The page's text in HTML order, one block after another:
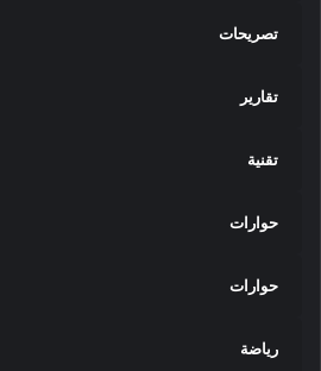
تصريحات
تقارير
تقنية
حوارات
حوارات
رياضة